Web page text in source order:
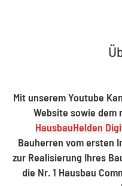
Mit unserem Youtube
Website sowie dem
HausbauHelden
Bauherren vom ersten
zur Realisierung Ihres
die Nr. 1 Hausbau